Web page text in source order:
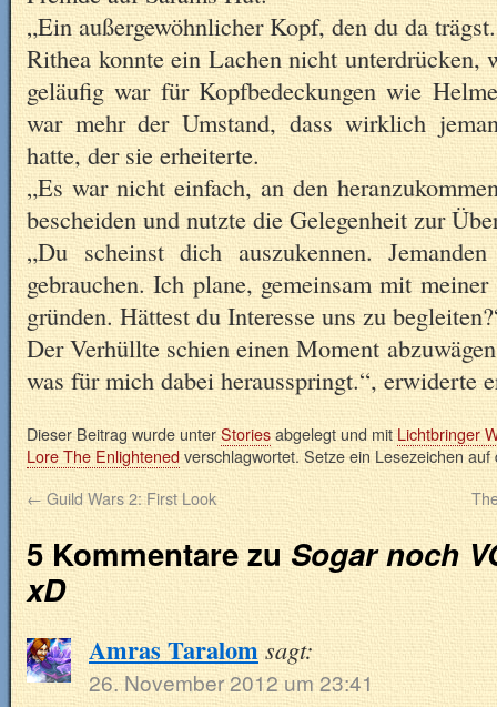
„Ein außergewöhnlicher Kopf, den du da
Rithea konnte ein Lachen nicht unterdrücken,
geläufig war für Kopfbedeckungen wie
war mehr der Umstand, dass wirklich
hatte, der sie erheiterte.
„Es war nicht einfach, an den
bescheiden und nutzte die Gelegenheit zur
„Du scheinst dich auszukennen.
gebrauchen. Ich plane, gemeinsam mit
gründen. Hättest du Interesse uns zu
Der Verhüllte schien einen Moment
was für mich dabei herausspringt.“, erwiderte
Dieser Beitrag wurde unterStoriesabgelegt und mitLichtbringer
Lore The Enlightenedverschlagwortet. Setze ein Lesezeichen
← Guild Wars 2: First Look
5 Kommentare zuSogar noch
xD
Amras Taralom sagt:
26. November 2012 um 23:41